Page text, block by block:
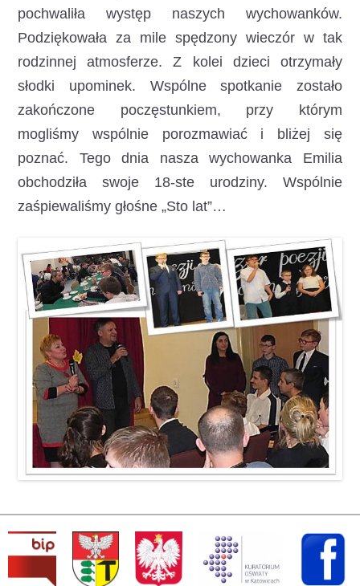
pochwaliła występ naszych wychowanków.
Podziękowała za mile spędzony wieczór w tak
rodzinnej atmosferze. Z kolei dzieci otrzymały
słodki upominek. Wspólne spotkanie zostało
zakończone poczęstunkiem, przy którym
mogliśmy wspólnie porozmawiać i bliżej się
poznać. Tego dnia nasza wychowanka Emilia
obchodziła swoje 18-ste urodziny. Wspólnie
zaśpiewaliśmy głośne „Sto lat”…